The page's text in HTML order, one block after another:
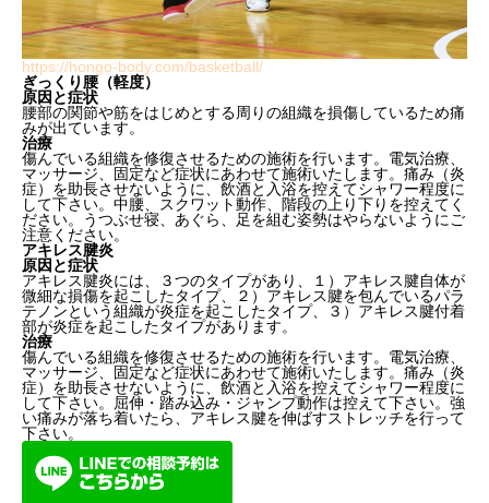
https://hongo-body.com/basketball/
ぎっくり腰（軽度）
原因と症状
腰部の関節や筋をはじめとする周りの組織を損傷しているため痛
みが出ています。
治療
傷んでいる組織を修復させるための施術を行います。電気治療、
マッサージ、固定など症状にあわせて施術いたします。痛み（炎
症）を助長させないように、飲酒と入浴を控えてシャワー程度に
して下さい。中腰、スクワット動作、階段の上り下りを控えてく
ださい。うつぶせ寝、あぐら、足を組む姿勢はやらないようにご
注意ください。
アキレス腱炎
原因と症状
アキレス腱炎には、３つのタイプがあり、１）アキレス腱自体が
微細な損傷を起こしたタイプ、２）アキレス腱を包んでいるパラ
テノンという組織が炎症を起こしたタイプ、３）アキレス腱付着
部が炎症を起こしたタイプがあります。
治療
傷んでいる組織を修復させるための施術を行います。電気治療、
マッサージ、固定など症状にあわせて施術いたします。痛み（炎
症）を助長させないように、飲酒と入浴を控えてシャワー程度に
して下さい。屈伸・踏み込み・ジャンプ動作は控えて下さい。強
い痛みが落ち着いたら、アキレス腱を伸ばすストレッチを行って
下さい。